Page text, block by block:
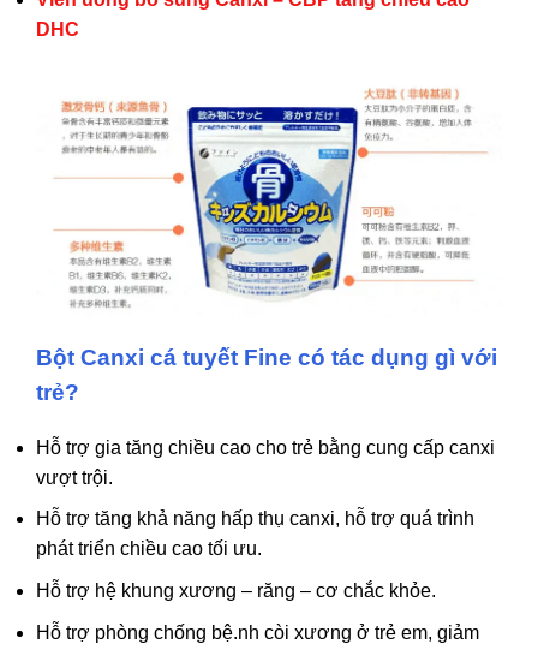
DHC
Bột Canxi cá tuyết Fine có tác dụng gì với
trẻ?
Hỗ trợ gia tăng chiều cao cho trẻ bằng cung cấp canxi
vượt trội.
Hỗ trợ tăng khả năng hấp thụ canxi, hỗ trợ quá trình
phát triển chiều cao tối ưu.
Hỗ trợ hệ khung xương – răng – cơ chắc khỏe.
Hỗ trợ phòng chống bệ.nh còi xương ở trẻ em, giảm